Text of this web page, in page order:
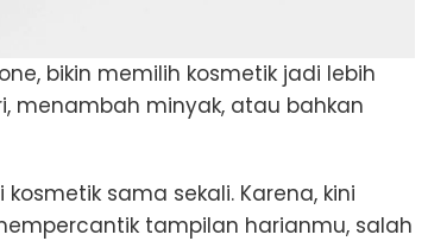
bikin memilih kosmetik jadi lebih
menambah minyak, atau bahkan
sama sekali. Karena, kini
tampilan harianmu, salah